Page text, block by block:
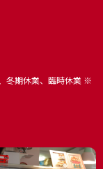
冬期休業、臨時休業 ※